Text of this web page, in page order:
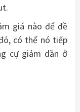
giá nào để đề
có thể nó tiếp
cự giảm dần ở